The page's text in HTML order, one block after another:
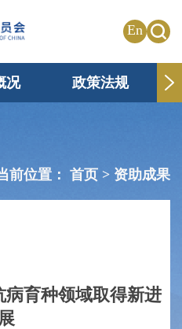
En
况 政策法规
前位置： 首页 > 资助成果
育种领域取得新进
展